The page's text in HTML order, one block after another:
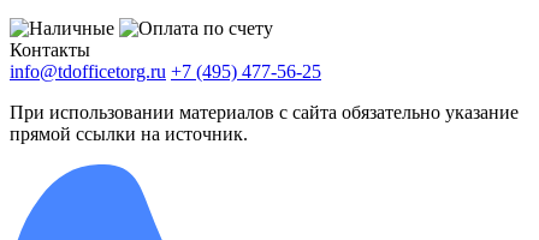
Контакты
info@tdofficetorg.ru +7 (495) 477-56-25
При использовании материалов с сайта обязательно указание
прямой ссылки на источник.